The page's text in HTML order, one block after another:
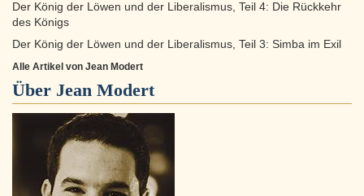
Der König der Löwen und der Liberalismus, Teil 4: Die Rückkehr
des Königs
Der König der Löwen und der Liberalismus, Teil 3: Simba im Exil
Alle Artikel von Jean Modert
Über Jean Modert